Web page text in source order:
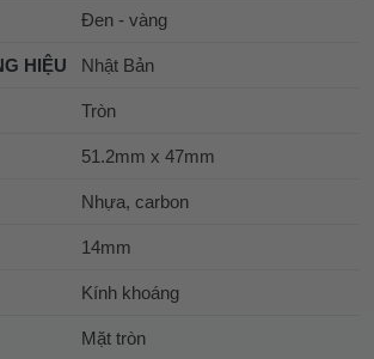
Đen - vàng
HIỆU Nhật Bản
Tròn
51.2mm x 47mm
Nhựa, carbon
14mm
Kính khoáng
Mặt tròn